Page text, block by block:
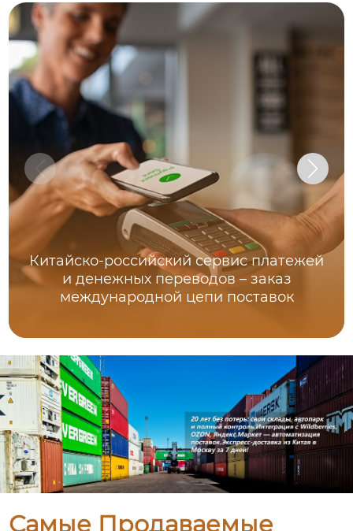
Китайско-российский сервис платежей
и денежных переводов – заказ
международной цепи поставок
Самые Продаваемые